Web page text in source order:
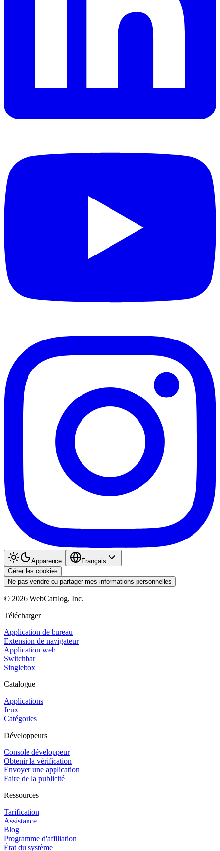
Apparence
Français
Gérer les cookies
Ne pas vendre ou partager mes informations personnelles
© 2026 WebCatalog, Inc.
Télécharger
Application de bureau
Extension de navigateur
Application web
Switchbar
Singlebox
Catalogue
Applications
Jeux
Catégories
Développeurs
Console développeur
Obtenir la vérification
Envoyer une application
Faire de la publicité
Ressources
Tarification
Assistance
Blog
Programme d'affiliation
État du système